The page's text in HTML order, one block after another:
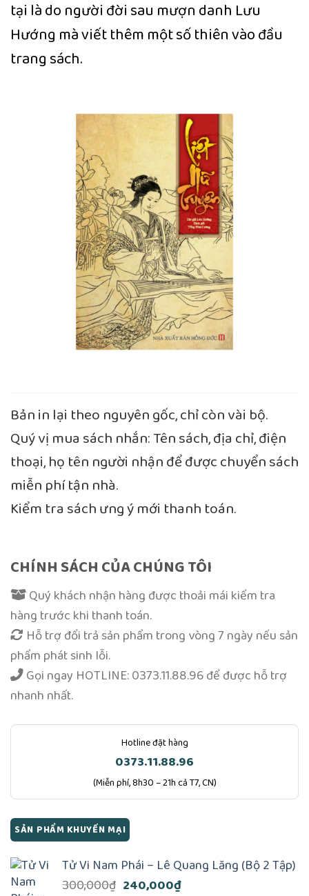
tại là do người đời sau mượn danh Lưu
Hướng mà viết thêm một số thiên vào đầu
trang sách.
Bản in lại theo nguyên gốc, chỉ còn vài bộ.
Quý vị mua sách nhắn: Tên sách, địa chỉ, điện
thoại, họ tên người nhận để được chuyển sách
miễn phí tận nhà.
Kiểm tra sách ưng ý mới thanh toán.
CHÍNH SÁCH CỦA CHÚNG TÔI
Quý khách nhận hàng được thoải mái kiểm tra
hàng trước khi thanh toán.
Hỗ trợ đổi trả sản phẩm trong vòng 7 ngày nếu sản
phẩm phát sinh lỗi.
Gọi ngay HOTLINE: 0373.11.88.96để được hỗ trợ
nhanh nhất.
Hotline đặt hàng
0373.11.88.96
(Miễn phí, 8h30 – 21h cả T7, CN)
SẢN PHẨM KHUYẾN MẠI
Tử Vi Nam Phái – Lê Quang Lăng (Bộ 2 Tập)
300,000₫ Giá
240,000₫Giá